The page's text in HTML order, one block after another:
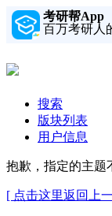
考研帮App
百万考研人
搜索
版块列表
用户信息
抱歉，指定的主题
[ 点击这里返回上